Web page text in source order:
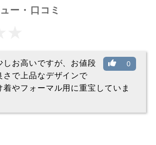
ー・口コミ
0
しお高いですが、お値段
さで上品なデザインで
着やフォーマル用に重宝していま